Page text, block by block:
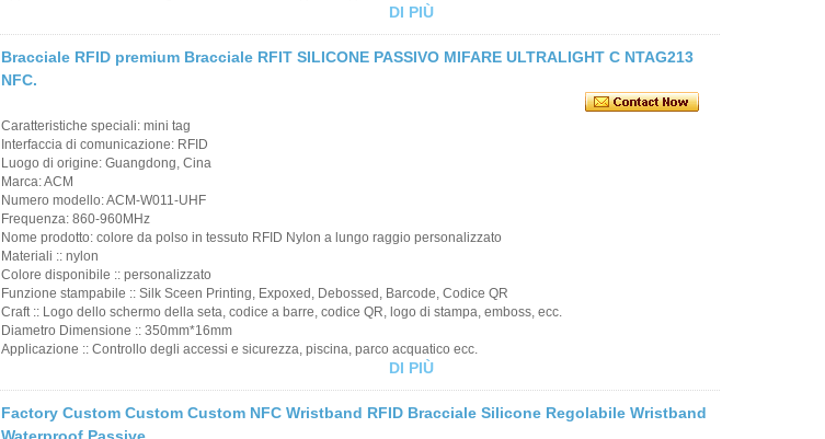
degli accessi
controllo accessi
Prodotti di vendita
Carta RFID/Tag
NFC/Foglio Prelam
portachiavi RFID
DI PIÙ
Bracciale RFID premium Bracciale RFIT SILICONE PASSIVO MIFARE ULTRALIGHT C NTAG213
NFC.
Caratteristiche speciali: mini tag
Interfaccia di comunicazione: RFID
Luogo di origine: Guangdong, Cina
Marca: ACM
Numero modello: ACM-W011-UHF
Frequenza: 860-960MHz
Nome prodotto: colore da polso in tessuto RFID Nylon a lungo raggio personalizzato
Materiali :: nylon
Colore disponibile :: personalizzato
Funzione stampabile :: Silk Sceen Printing, Expoxed, Debossed, Barcode, Codice QR
Craft :: Logo dello schermo della seta, codice a barre, codice QR, logo di stampa, emboss, ecc.
Diametro Dimensione :: 350mm*16mm
Applicazione :: Controllo degli accessi e sicurezza, piscina, parco acquatico ecc.
DI PIÙ
Factory Custom Custom Custom NFC Wristband RFID Bracciale Silicone Regolabile Wristband